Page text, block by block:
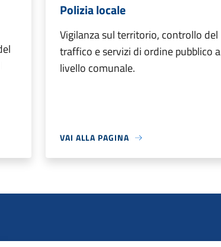
Polizia locale
Vigilanza sul territorio, controllo del
traffico e servizi di ordine pubblico a
livello comunale.
VAI ALLA PAGINA